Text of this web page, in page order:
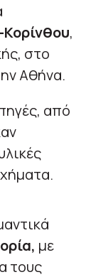
,
στο
Αθήνα.
από
με
τους